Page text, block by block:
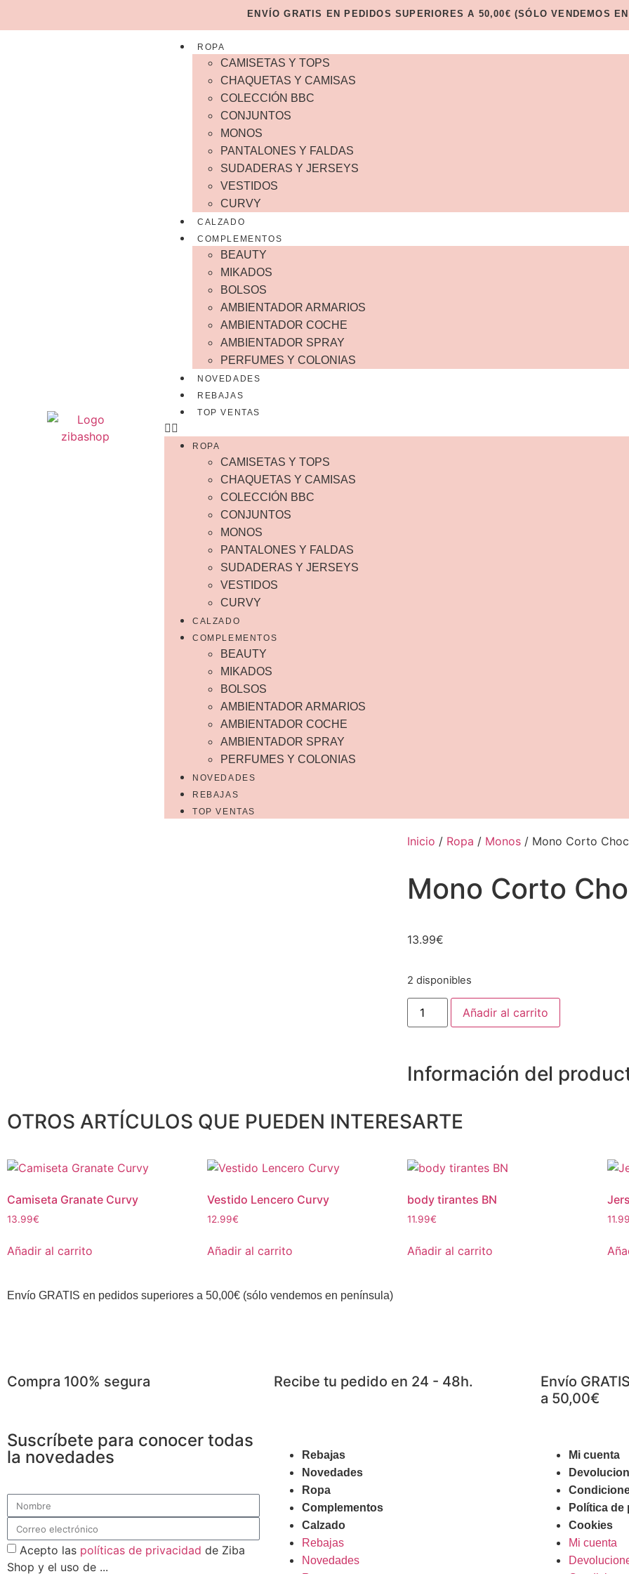
ENVÍO GRATIS EN PEDIDOS SUPERIORES A 50,00€ (SÓLO VENDEMOS
ROPA
CAMISETAS Y TOPS
CHAQUETAS Y CAMISAS
COLECCIÓN BBC
CONJUNTOS
MONOS
PANTALONES Y FALDAS
SUDADERAS Y JERSEYS
VESTIDOS
CURVY
CALZADO
COMPLEMENTOS
BEAUTY
MIKADOS
BOLSOS
AMBIENTADOR ARMARIOS
AMBIENTADOR COCHE
AMBIENTADOR SPRAY
PERFUMES Y COLONIAS
NOVEDADES
REBAJAS
TOP VENTAS
ROPA
CAMISETAS Y TOPS
CHAQUETAS Y CAMISAS
COLECCIÓN BBC
CONJUNTOS
MONOS
PANTALONES Y FALDAS
SUDADERAS Y JERSEYS
VESTIDOS
CURVY
CALZADO
COMPLEMENTOS
BEAUTY
MIKADOS
BOLSOS
AMBIENTADOR ARMARIOS
AMBIENTADOR COCHE
AMBIENTADOR SPRAY
PERFUMES Y COLONIAS
NOVEDADES
REBAJAS
TOP VENTAS
Inicio / Ropa / Monos / Mono Corto
Mono Corto
13.99€
2 disponibles
Añadir al carrito
Información del
OTROS ARTÍCULOS QUE PUEDEN INTERESARTE
Camiseta Granate Curvy
13.99€
Añadir al carrito
Vestido Lencero Curvy
12.99€
Añadir al carrito
body tirantes BN
11.99€
Añadir al carrito
Envío GRATIS en pedidos superiores a 50,00€ (sólo vendemos en península)
Compra 100% segura Recibe tu pedido en 24 - 48h.
Envío
a 50,00€
Suscríbete para conocer todas
la novedades
Acepto las políticas de privacidad de Ziba
Shop y el uso de ...
Rebajas
Novedades
Ropa
Complementos
Calzado
Rebajas
Novedades
Mi cuenta
Política de
Cookies
Mi cuenta